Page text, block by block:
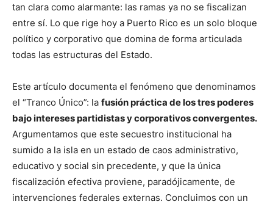
tan clara como alarmante: las ramas ya no se fiscalizan
entre sí. Lo que rige hoy a Puerto Rico es un solo bloque
político y corporativo que domina de forma articulada
todas las estructuras del Estado.
Este artículo documenta el fenómeno que denominamos
el “Tranco Único”: la fusión práctica de los tres poderes
bajo intereses partidistas y corporativos convergentes.
Argumentamos que este secuestro institucional ha
sumido a la isla en un estado de caos administrativo,
educativo y social sin precedente, y que la única
fiscalización efectiva proviene, paradójicamente, de
intervenciones federales externas. Concluimos con un